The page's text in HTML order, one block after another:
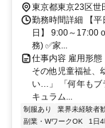
東京都東京23区世
勤務時間詳細 【
日】 9:00～17:00
務) ✅家...
仕事内容 雇用形態
その他児童福祉、
い…」 「何年もブ
キュラム...
制服あり 業界未経験者
副業・WワークOK
1日